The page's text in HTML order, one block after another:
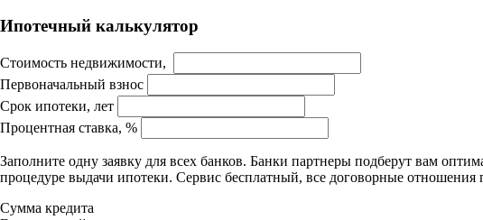
Ипотечный калькулятор
Стоимость недвижимости,
Первоначальный взнос
Срок ипотеки, лет
Процентная ставка, %
Заполните одну заявку для всех банков. Банки партнеры подберут вам
процедуре выдачи ипотеки. Сервис бесплатный, все договорные
Сумма кредита